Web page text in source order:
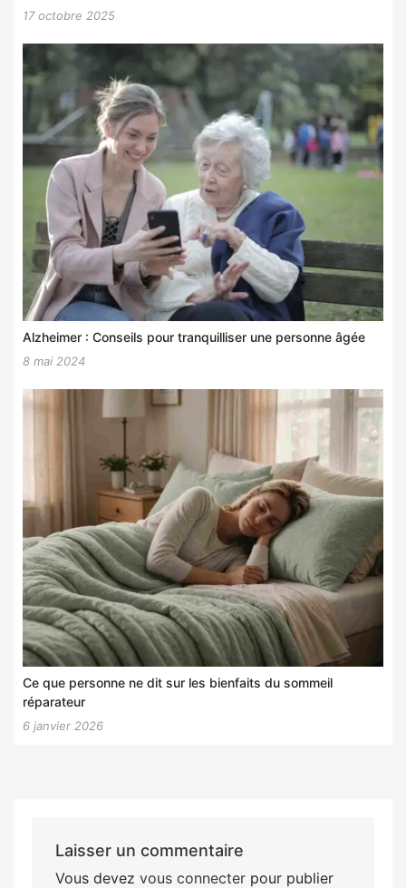
17 octobre 2025
Alzheimer : Conseils pour tranquilliser une personne âgée
8 mai 2024
Ce que personne ne dit sur les bienfaits du sommeil
réparateur
6 janvier 2026
Laisser un commentaire
Vous devez vous connecterpour publier